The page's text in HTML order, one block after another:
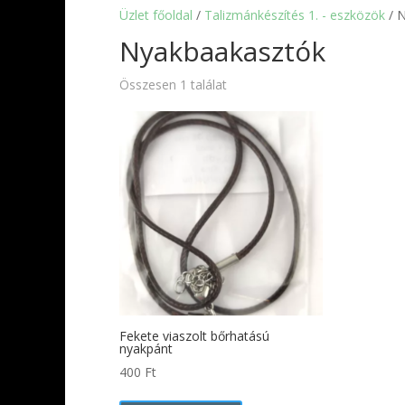
Üzlet főoldal / Talizmánkészítés 1. - eszközök /
Nyakbaakasztók
Összesen 1 találat
Fekete viaszolt bőrhatású
nyakpánt
400 Ft